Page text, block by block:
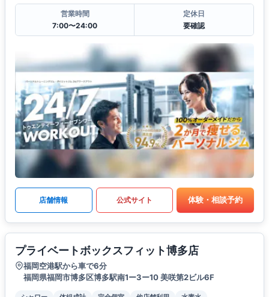
営業時間
7:00〜24:00
定休日
要確認
店舗情報 公式サイト 体験・相談予約
プライベートボックスフィット博多店
福岡空港駅から車で6分
福岡県福岡市博多区博多駅南1ー3ー10 美咲第2ビル6F